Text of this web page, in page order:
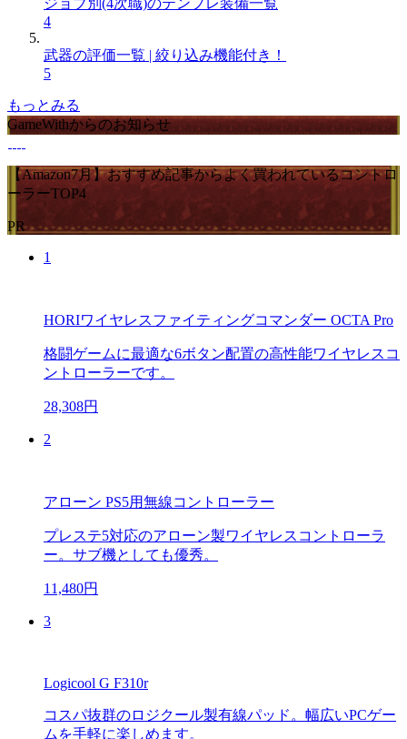
4
武器の評価一覧 | 絞り込み機能付き！
5
もっとみる
GameWithからのお知らせ
【Amazon7月】おすすめ記事からよく買われているコントロ
ーラーTOP4
PR
1
HORIワイヤレスファイティングコマンダー OCTA Pro
格闘ゲームに最適な6ボタン配置の高性能ワイヤレスコ
ントローラーです。
28,308円
2
アローン PS5用無線コントローラー
プレステ5対応のアローン製ワイヤレスコントローラ
ー。サブ機としても優秀。
11,480円
3
Logicool G F310r
コスパ抜群のロジクール製有線パッド。幅広いPCゲー
ムを手軽に楽しめます。